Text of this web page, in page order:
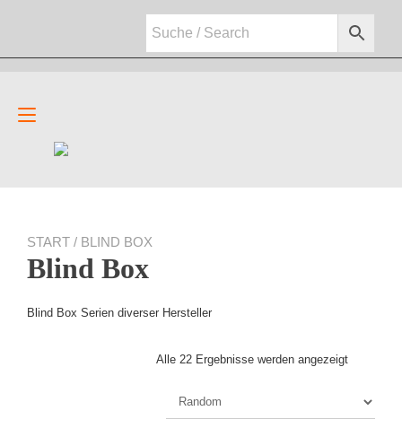
Navigation
umschalten
START / BLIND BOX
Blind Box
Blind Box Serien diverser Hersteller
Alle 22 Ergebnisse werden angezeigt